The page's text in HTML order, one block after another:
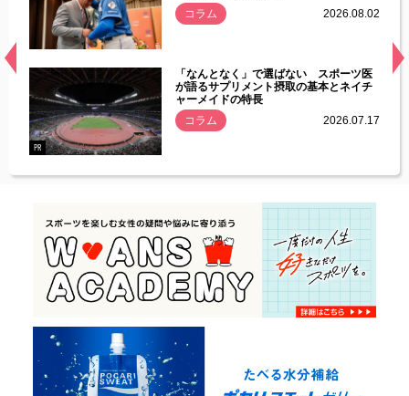
常
コラム
2026.08.02
PR
「なんとなく」で選ばない スポーツ医
が語るサプリメント摂取の基本とネイチ
ャーメイドの特長
コラム
2026.07.17